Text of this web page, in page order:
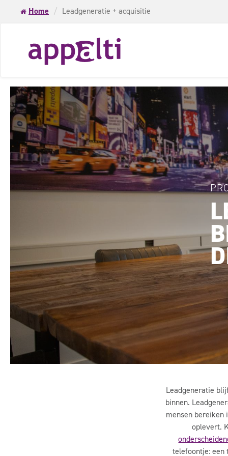
Home Leadgeneratie + acquisitie
Leadgeneratie
binnen.
mensen bereiken
oplevert.
telefoontje: een